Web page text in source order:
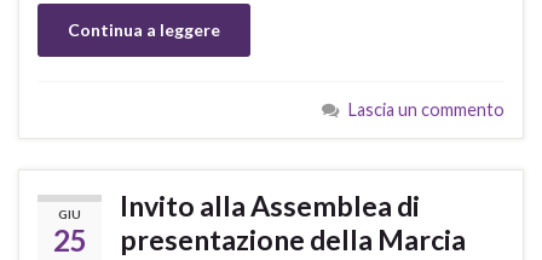
Continua a leggere
Lascia un commento
GIU
25
Invito alla Assemblea di
presentazione della Marcia